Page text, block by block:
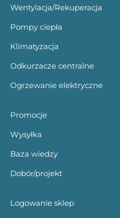
Wentylacja/Rekuperacja
Pompy ciepła
Klimatyzacja
Odkurzacze centralne
Ogrzewanie elektryczne
Promocje
Wysyłka
Baza wiedzy
Dobór/projekt
Logowanie sklep